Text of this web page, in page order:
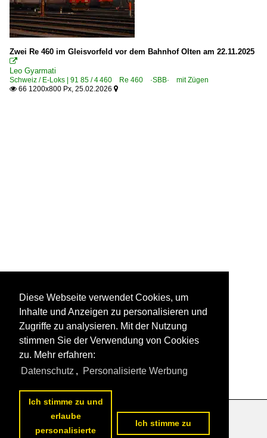
Zwei Re 460 im Gleisvorfeld vor dem Bahnhof Olten am 22.11.2025

Leo Gyarmati
Schweiz / E-Loks | 91 85 / 4 460 Re 460 ·SBB· mit Zügen
 66 1200x800 Px, 25.02.2026 
Datenschutzerklärung |Impressum|Kontakt
Diese Webseite verwendet Cookies, um
Inhalte und Anzeigen zu personalisieren und
Zugriffe zu analysieren. Mit der Nutzung
stimmen Sie der Verwendung von Cookies
zu. Mehr erfahren:
Datenschutz , Personalisierte Werbung
Ich stimme zu und
erlaube
personalisierte
Ich stimme zu